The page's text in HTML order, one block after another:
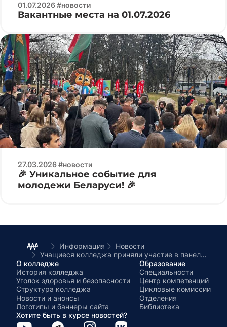
01.07.2026 #новости
Вакантные места на 01.07.2026
27.03.2026 #новости
🎉 Уникальное событие для
молодежи Беларуси! 🎉
Информация
Новости
Учащиеся колледжа приняли участие в панельной дискуссии «От общей истории – к диалогу поколений»
О колледже
История колледжа
Уголок здоровья и безопасности
Структура колледжа
Новости и анонсы
Логотипы и баннеры сайта
Образование
Специальности
Центр компетенций
Цикловые комиссии
Отделения
Библиотека
Хотите быть в курсе новостей?